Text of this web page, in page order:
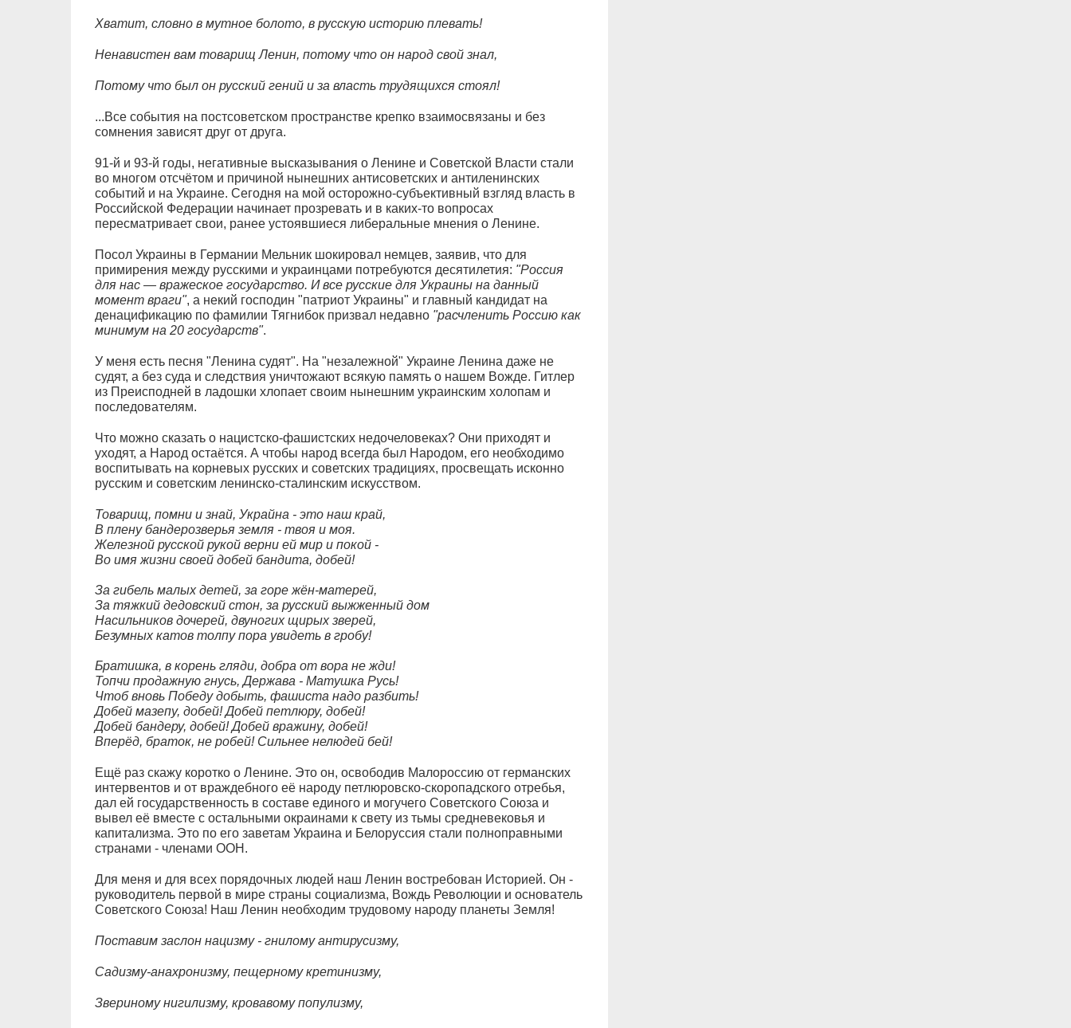
Хватит, словно в мутное болото, в русскую историю плевать!
Ненавистен вам товарищ Ленин, потому что он народ свой знал,
Потому что был он русский гений и за власть трудящихся стоял!
...Все события на постсоветском пространстве крепко взаимосвязаны и без
сомнения зависят друг от друга.
91-й и 93-й годы, негативные высказывания о Ленине и Советской Власти стали
во многом отсчётом и причиной нынешних антисоветских и антиленинских
событий и на Украине. Сегодня на мой осторожно-субъективный взгляд власть в
Российской Федерации начинает прозревать и в каких-то вопросах
пересматривает свои, ранее устоявшиеся либеральные мнения о Ленине.
Посол Украины в Германии Мельник шокировал немцев, заявив, что для
примирения между русскими и украинцами потребуются десятилетия: "Россия
для нас — вражеское государство. И все русские для Украины на данный
момент враги", а некий господин "патриот Украины" и главный кандидат на
денацификацию по фамилии Тягнибок призвал недавно "расчленить Россию как
минимум на 20 государств".
У меня есть песня "Ленина судят". На "незалежной" Украине Ленина даже не
судят, а без суда и следствия уничтожают всякую память о нашем Вожде. Гитлер
из Преисподней в ладошки хлопает своим нынешним украинским холопам и
последователям.
Что можно сказать о нацистско-фашистских недочеловеках? Они приходят и
уходят, а Народ остаётся. А чтобы народ всегда был Народом, его необходимо
воспитывать на корневых русских и советских традициях, просвещать исконно
русским и советским ленинско-сталинским искусством.
Товарищ, помни и знай, Украйна - это наш край,
В плену бандерозверья земля - твоя и моя.
Железной русской рукой верни ей мир и покой -
Во имя жизни своей добей бандита, добей!
За гибель малых детей, за горе жён-матерей,
За тяжкий дедовский стон, за русский выжженный дом
Насильников дочерей, двуногих щирых зверей,
Безумных катов толпу пора увидеть в гробу!
Братишка, в корень гляди, добра от вора не жди!
Топчи продажную гнусь, Держава - Матушка Русь!
Чтоб вновь Победу добыть, фашиста надо разбить!
Добей мазепу, добей! Добей петлюру, добей!
Добей бандеру, добей! Добей вражину, добей!
Вперёд, браток, не робей! Сильнее нелюдей бей!
Ещё раз скажу коротко о Ленине. Это он, освободив Малороссию от германских
интервентов и от враждебного её народу петлюровско-скоропадского отребья,
дал ей государственность в составе единого и могучего Советского Союза и
вывел её вместе с остальными окраинами к свету из тьмы средневековья и
капитализма. Это по его заветам Украина и Белоруссия стали полноправными
странами - членами ООН.
Для меня и для всех порядочных людей наш Ленин востребован Историей. Он -
руководитель первой в мире страны социализма, Вождь Революции и основатель
Советского Союза! Наш Ленин необходим трудовому народу планеты Земля!
Поставим заслон нацизму - гнилому антирусизму,
Садизму-анахронизму, пещерному кретинизму,
Звериному нигилизму, кровавому популизму,